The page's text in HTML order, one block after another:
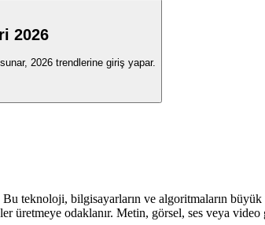
2026
2026 trendlerine giriş yapar.
teknoloji, bilgisayarların ve algoritmaların büyük
üretmeye odaklanır. Metin, görsel, ses veya